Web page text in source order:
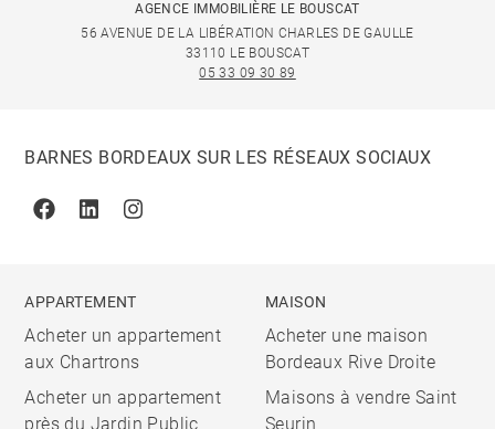
AGENCE IMMOBILIÈRE LE BOUSCAT
56 AVENUE DE LA LIBÉRATION CHARLES DE GAULLE
33110 LE BOUSCAT
05 33 09 30 89
BARNES BORDEAUX SUR LES RÉSEAUX SOCIAUX
FacebookLinkedinInstagram
APPARTEMENT
Acheter un appartement
aux Chartrons
Acheter un appartement
près du Jardin Public
MAISON
Acheter une maison
Bordeaux Rive Droite
Maisons à vendre Saint
Seurin